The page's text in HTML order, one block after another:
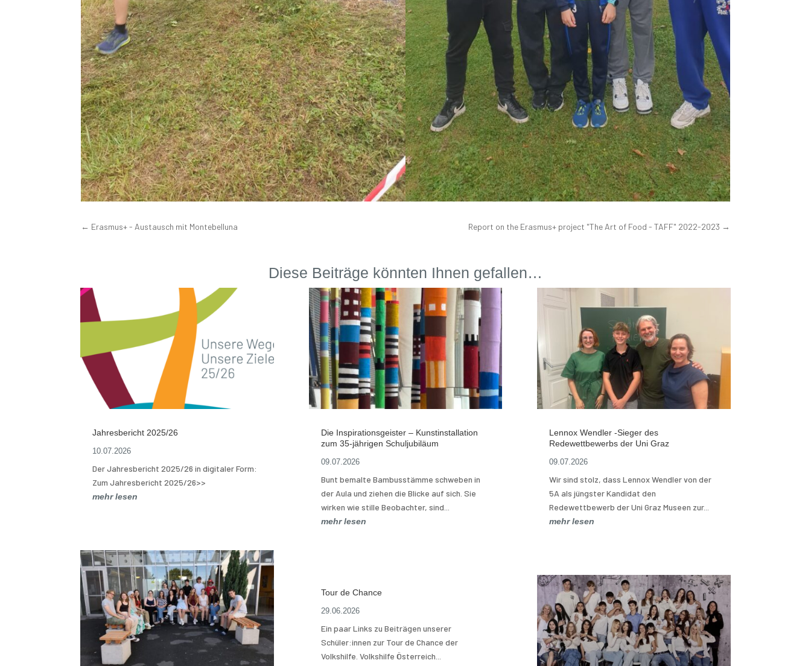
← Erasmus+ - Austausch mit Montebelluna Report on the Erasmus+ project "The Art of Food - TAFF" 2022-2023 →
Diese Beiträge könnten Ihnen gefallen…
Jahresbericht 2025/26
10.07.2026
Der Jahresbericht 2025/26 in digitaler Form:
Zum Jahresbericht 2025/26>>
mehr lesen
Die Inspirationsgeister – Kunstinstallation
zum 35-jährigen Schuljubiläum
09.07.2026
Bunt bemalte Bambusstämme schweben in
der Aula und ziehen die Blicke auf sich. Sie
wirken wie stille Beobachter, sind...
mehr lesen
Tour de Chance
29.06.2026
Ein paar Links zu Beiträgen unserer
Schüler:innen zur Tour de Chance der
Volkshilfe. Volkshilfe Österreich...
Lennox Wendler -Sieger des
Redewettbewerbs der Uni Graz
09.07.2026
Wir sind stolz, dass Lennox Wendler von der
5A als jüngster Kandidat den
Redewettbewerb der Uni Graz Museen zur...
mehr lesen